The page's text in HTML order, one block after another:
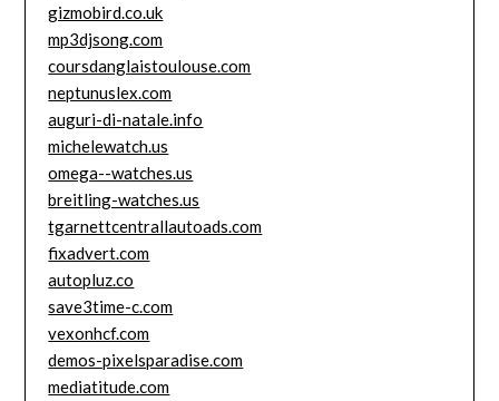
gizmobird.co.uk
mp3djsong.com
coursdanglaistoulouse.com
neptunuslex.com
auguri-di-natale.info
michelewatch.us
omega--watches.us
breitling-watches.us
tgarnettcentrallautoads.com
fixadvert.com
autopluz.co
save3time-c.com
vexonhcf.com
demos-pixelsparadise.com
mediatitude.com